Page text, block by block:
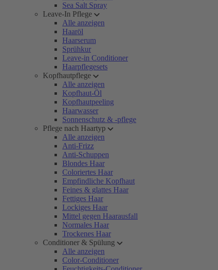
Sea Salt Spray
Leave-In Pflege
Alle anzeigen
Haaröl
Haarserum
Sprühkur
Leave-in Conditioner
Haarpflegesets
Kopfhautpflege
Alle anzeigen
Kopfhaut-Öl
Kopfhautpeeling
Haarwasser
Sonnenschutz & -pflege
Pflege nach Haartyp
Alle anzeigen
Anti-Frizz
Anti-Schuppen
Blondes Haar
Coloriertes Haar
Empfindliche Kopfhaut
Feines & glattes Haar
Fettiges Haar
Lockiges Haar
Mittel gegen Haarausfall
Normales Haar
Trockenes Haar
Conditioner & Spülung
Alle anzeigen
Color-Conditioner